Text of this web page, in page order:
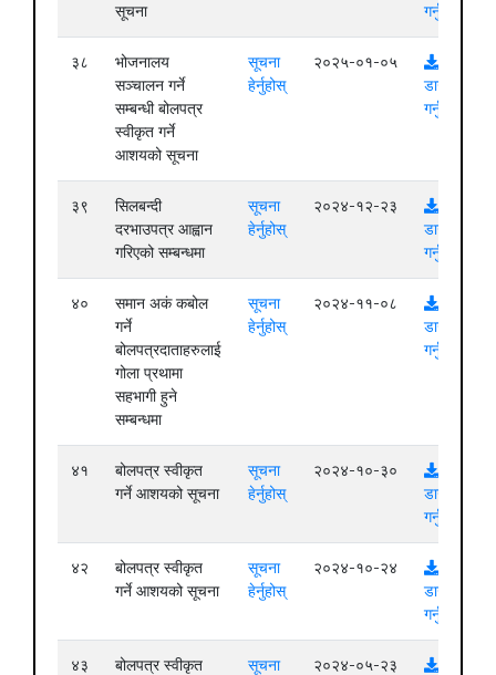
सूचना
गर्नुहोस्
३८
भोजनालय
सञ्चालन गर्ने
सम्बन्धी बोलपत्र
स्वीकृत गर्ने
आशयको सूचना
सूचना
हेर्नुहोस्
२०२५-०१-०५
डाउनलोड
गर्नुहोस्
३९
सिलबन्दी
दरभाउपत्र आह्वान
गरिएको सम्बन्धमा
सूचना
हेर्नुहोस्
२०२४-१२-२३
डाउनलोड
गर्नुहोस्
४०
समान अकं कबोल
गर्ने
बोलपत्रदाताहरुलाई
गोला प्रथामा
सहभागी हुने
सम्बन्धमा
सूचना
हेर्नुहोस्
२०२४-११-०८
डाउनलोड
गर्नुहोस्
४१
बोलपत्र स्वीकृत
गर्ने आशयको सूचना
सूचना
हेर्नुहोस्
२०२४-१०-३०
डाउनलोड
गर्नुहोस्
४२
बोलपत्र स्वीकृत
गर्ने आशयको सूचना
सूचना
हेर्नुहोस्
२०२४-१०-२४
डाउनलोड
गर्नुहोस्
४३
बोलपत्र स्वीकृत
सूचना
२०२४-०५-२३